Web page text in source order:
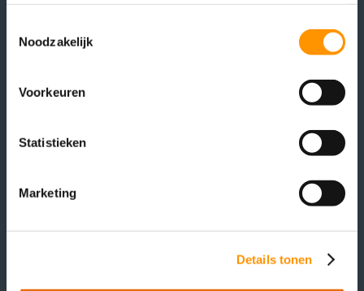
Noodzakelijk
Voorkeuren
Statistieken
Marketing
Details tonen
Headquarters
Workshop
The Netherlands
sales@at-automation.nl